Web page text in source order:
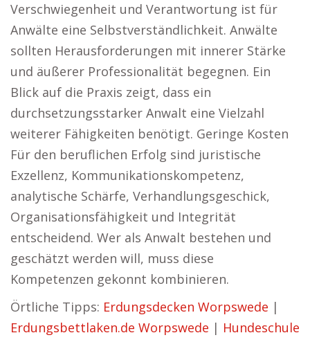
Verschwiegenheit und Verantwortung ist für
Anwälte eine Selbstverständlichkeit. Anwälte
sollten Herausforderungen mit innerer Stärke
und äußerer Professionalität begegnen. Ein
Blick auf die Praxis zeigt, dass ein
durchsetzungsstarker Anwalt eine Vielzahl
weiterer Fähigkeiten benötigt. Geringe Kosten
Für den beruflichen Erfolg sind juristische
Exzellenz, Kommunikationskompetenz,
analytische Schärfe, Verhandlungsgeschick,
Organisationsfähigkeit und Integrität
entscheidend. Wer als Anwalt bestehen und
geschätzt werden will, muss diese
Kompetenzen gekonnt kombinieren.
Örtliche Tipps: Erdungsdecken Worpswede |
Erdungsbettlaken.de Worpswede | Hundeschule